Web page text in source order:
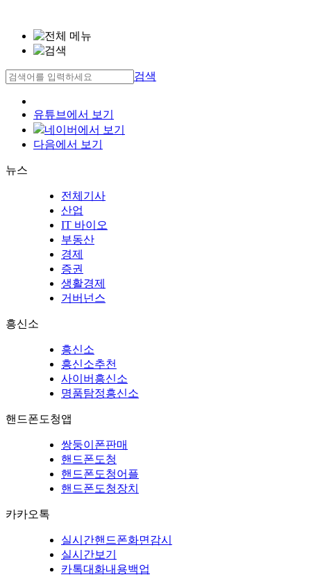
검색
유튜브에서 보기
네이버에서 보기
다음에서 보기
뉴스
전체기사
산업
IT 바이오
부동산
경제
증권
생활경제
거버넌스
흥신소
흥신소
흥신소추천
사이버흥신소
명품탐정흥신소
핸드폰도청앱
쌍둥이폰판매
핸드폰도청
핸드폰도청어플
핸드폰도청장치
카카오톡
실시간핸드폰화면감시
실시간보기
카톡대화내용백업